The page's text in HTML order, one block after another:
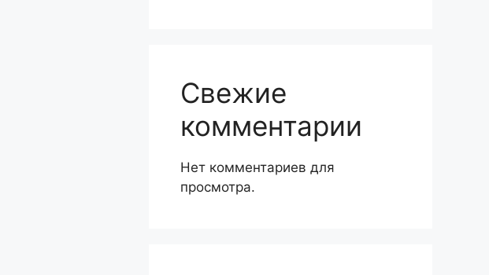
Свежие
комментарии
Нет комментариев для
просмотра.